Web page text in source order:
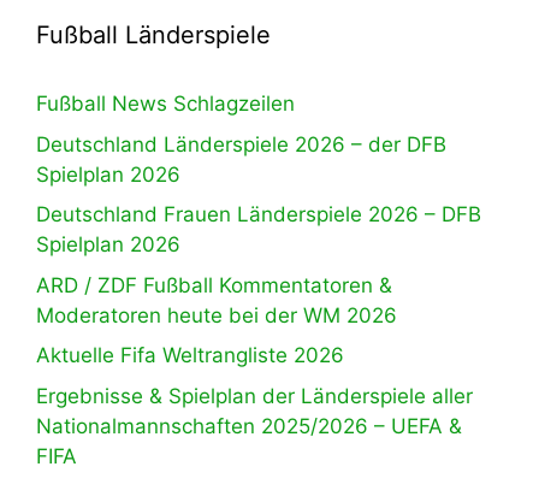
Fußball Länderspiele
Fußball News Schlagzeilen
Deutschland Länderspiele 2026 – der DFB
Spielplan 2026
Deutschland Frauen Länderspiele 2026 – DFB
Spielplan 2026
ARD / ZDF Fußball Kommentatoren &
Moderatoren heute bei der WM 2026
Aktuelle Fifa Weltrangliste 2026
Ergebnisse & Spielplan der Länderspiele aller
Nationalmannschaften 2025/2026 – UEFA &
FIFA